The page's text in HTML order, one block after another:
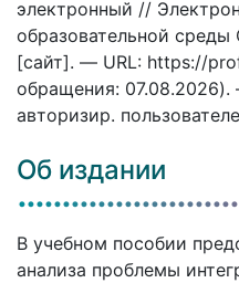
электронный //
образовательной среды
[сайт]. — URL: https://
обращения:
авторизир.
Об издании
В учебном пособии
анализа проблемы